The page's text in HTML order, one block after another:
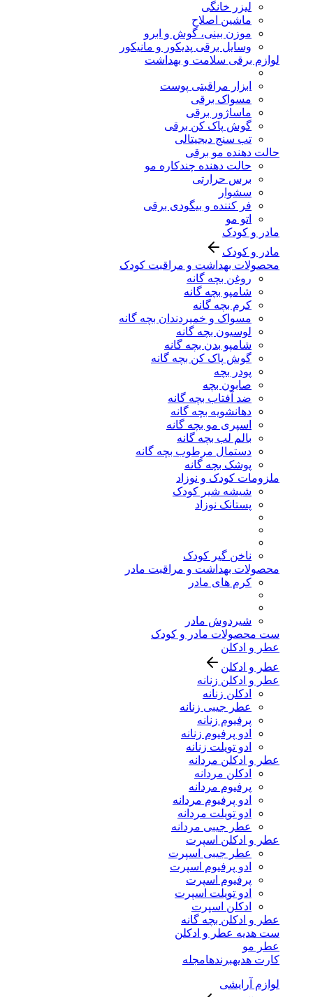
لیزر خانگی
ماشین اصلاح
موزن بینی، گوش و ابرو
وسایل برقی پدیکور و مانیکور
لوازم برقی سلامت و بهداشت
ابزار مراقبتی پوست
مسواک برقی
ماساژور برقی
گوش پاک کن برقی
تب سنج دیجیتالی
حالت دهنده مو برقی
حالت دهنده چندکاره مو
برس حرارتی
سشوار
فر کننده و بیگودی برقی
اتو مو
مادر و کودک
مادر و کودک
محصولات بهداشت و مراقبت کودک
روغن بچه گانه
شامپو بچه گانه
کرم بچه گانه
مسواک و خمیردندان بچه گانه
لوسیون بچه گانه
شامپو بدن بچه گانه
گوش پاک کن بچه گانه
پودر بچه
صابون بچه
ضد آفتاب بچه گانه
دهانشویه بچه گانه
اسپری مو بچه گانه
بالم لب بچه گانه
دستمال مرطوب بچه گانه
پوشک بچه گانه
ملزومات کودک و نوزاد
شیشه شیر کودک
پستانک نوزاد
ناخن گیر کودک
محصولات بهداشت و مراقبت مادر
کرم های مادر
شیردوش مادر
ست محصولات مادر و کودک
عطر و ادکلن
عطر و ادکلن
عطر و ادکلن زنانه
ادکلن زنانه
عطر جیبی زنانه
پرفیوم زنانه
ادو پرفیوم زنانه
ادو تویلت زنانه
عطر و ادکلن مردانه
ادکلن مردانه
پرفیوم مردانه
ادو پرفیوم مردانه
ادو تویلت مردانه
عطر جیبی مردانه
عطر و ادکلن اسپرت
عطر جیبی اسپرت
ادو پرفیوم اسپرت
پرفیوم اسپرت
ادو تویلت اسپرت
ادکلن اسپرت
عطر و ادکلن بچه گانه
ست هدیه عطر و ادکلن
عطر مو
کارت هدیهبرندهامجله
لوازم آرایشی